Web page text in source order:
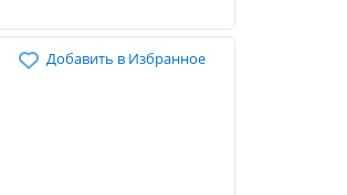
Добавить в Избранное